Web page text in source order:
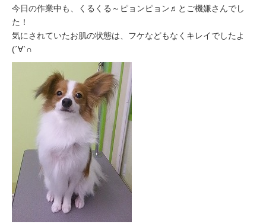
今日の作業中も、くるくる～ピョンピョン♬とご機嫌さんでし
た！
気にされていたお肌の状態は、フケなどもなくキレイでしたよ
(´∀`∩